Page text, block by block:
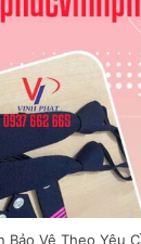
Bảo Vệ Theo Yêu